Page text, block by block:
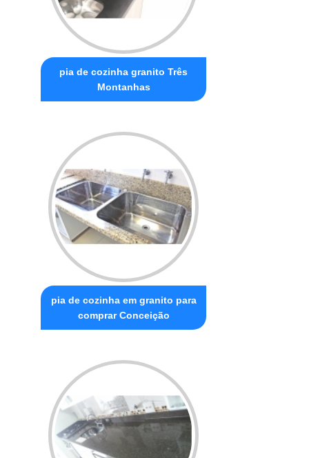
pia de cozinha granito Três
Montanhas
pia de cozinha em granito para
comprar Conceição